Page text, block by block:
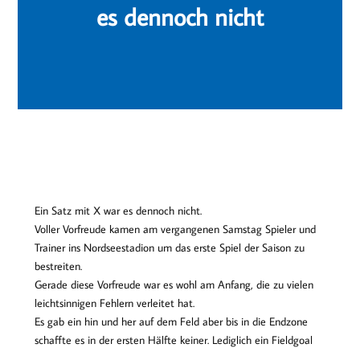
es dennoch nicht
Ein Satz mit X war es dennoch nicht.
Voller Vorfreude kamen am vergangenen Samstag Spieler und
Trainer ins Nordseestadion um das erste Spiel der Saison zu
bestreiten.
Gerade diese Vorfreude war es wohl am Anfang, die zu vielen
leichtsinnigen Fehlern verleitet hat.
Es gab ein hin und her auf dem Feld aber bis in die Endzone
schaffte es in der ersten Hälfte keiner. Lediglich ein Fieldgoal